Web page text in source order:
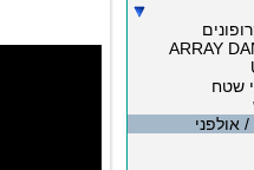
שטח
אולפני